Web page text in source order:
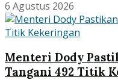
6 Agustus 2026
Menteri Dody
Tangani 492 Titik